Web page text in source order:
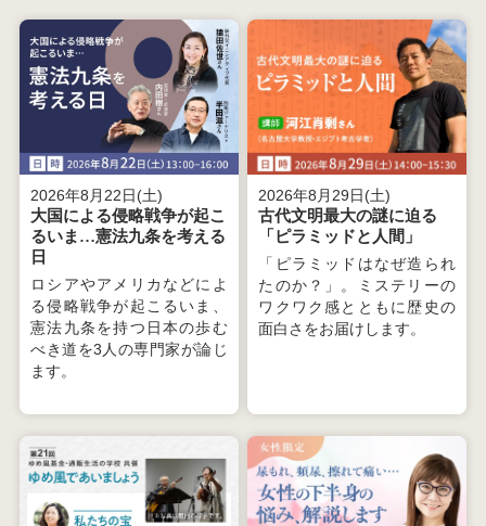
2026年8月22日(土)
大国による侵略戦争が起こ
るいま…憲法九条を考える
日
ロシアやアメリカなどによ
る侵略戦争が起こるいま、
憲法九条を持つ日本の歩む
べき道を3人の専門家が論じ
ます。
2026年8月29日(土)
古代文明最大の謎に迫る
「ピラミッドと人間」
「ピラミッドはなぜ造られ
たのか？」。ミステリーの
ワクワク感とともに歴史の
面白さをお届けします。